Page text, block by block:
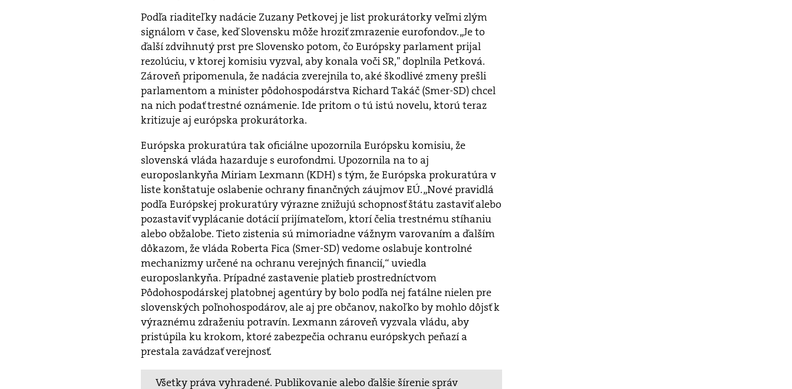
Podľa riaditeľky nadácie Zuzany Petkovej je list prokurátorky veľmi zlým
signálom v čase, keď Slovensku môže hroziť zmrazenie eurofondov. „Je to
ďalší zdvihnutý prst pre Slovensko potom, čo Európsky parlament prijal
rezolúciu, v ktorej komisiu vyzval, aby konala voči SR," doplnila Petková.
Zároveň pripomenula, že nadácia zverejnila to, aké škodlivé zmeny prešli
parlamentom a minister pôdohospodárstva Richard Takáč (Smer-SD) chcel
na nich podať trestné oznámenie. Ide pritom o tú istú novelu, ktorú teraz
kritizuje aj európska prokurátorka.
Európska prokuratúra tak oficiálne upozornila Európsku komisiu, že
slovenská vláda hazarduje s eurofondmi. Upozornila na to aj
europoslankyňa Miriam Lexmann (KDH) s tým, že Európska prokuratúra v
liste konštatuje oslabenie ochrany finančných záujmov EÚ. „Nové pravidlá
podľa Európskej prokuratúry výrazne znižujú schopnosť štátu zastaviť alebo
pozastaviť vyplácanie dotácií prijímateľom, ktorí čelia trestnému stíhaniu
alebo obžalobe. Tieto zistenia sú mimoriadne vážnym varovaním a ďalším
dôkazom, že vláda Roberta Fica (Smer-SD) vedome oslabuje kontrolné
mechanizmy určené na ochranu verejných financií,“ uviedla
europoslankyňa. Prípadné zastavenie platieb prostredníctvom
Pôdohospodárskej platobnej agentúry by bolo podľa nej fatálne nielen pre
slovenských poľnohospodárov, ale aj pre občanov, nakoľko by mohlo dôjsť k
výraznému zdraženiu potravín. Lexmann zároveň vyzvala vládu, aby
pristúpila ku krokom, ktoré zabezpečia ochranu európskych peňazí a
prestala zavádzať verejnosť.
Všetky práva vyhradené. Publikovanie alebo ďalšie šírenie správ